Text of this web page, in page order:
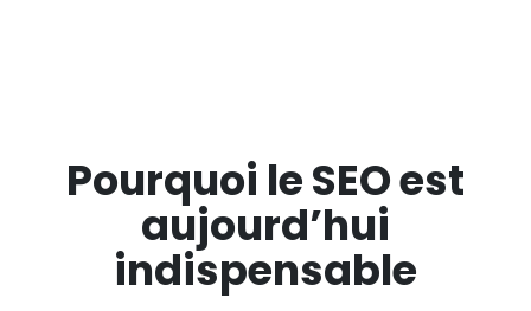
Pourquoi le SEO est
aujourd’hui
indispensable